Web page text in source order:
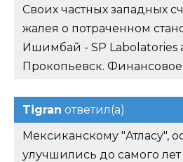
Своих частных западных
жалея о потраченном
Ишимбай - SP Labolatories
Прокопьевск.
Tigran ответил(а)
Мексиканскому "Атласу",
улучшились до самого